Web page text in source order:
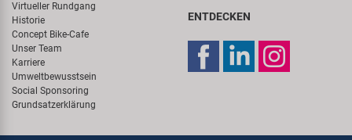
Virtueller Rundgang
Historie
Concept Bike-Cafe
Unser Team
Karriere
Umweltbewusstsein
Social Sponsoring
Grundsatzerklärung
ENTDECKEN